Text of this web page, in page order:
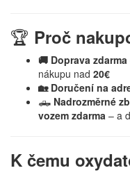
🏆 Proč
🚚 Doprava zdarma
nákupu nad 20€
🏡 Doručení na
🛻 Nadrozměrné
vozem zdarma – a
K čemu